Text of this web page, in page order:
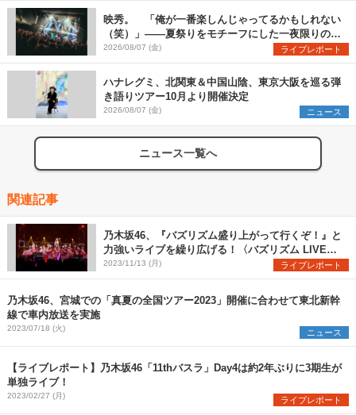
映秀。 「俺が一番楽しんじゃってるかもしれない
（笑）」――夏祭りをモチーフにした一夜限りのス
ペシャルライブ『色祭』レポート
2026/08/07 (金) ライブレポート
ハナレグミ、北関東＆中国山陰、東京大阪を巡る弾
き語りツアー10月より開催決定
2026/08/07 (金) ニュース
ニュース一覧へ
関連記事
乃木坂46、『バズリズム盛り上がって行くぞ！』と
力強いライブを繰り広げる！〈バズリズム LIVE
2023〉
2023/11/13 (月) ライブレポート
乃木坂46、宮城での「真夏の全国ツアー2023」開催に合わせて東北新幹
線で車内放送を実施
2023/07/18 (火) ニュース
【ライブレポート】乃木坂46「11thバスラ」Day4は約2年ぶりに3期生が
単独ライブ！
2023/02/27 (月) ライブレポート